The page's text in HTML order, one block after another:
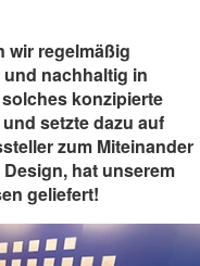
wir regelmäßig
nachhaltig in
konzipierte
setzte dazu auf
zum Miteinander
hat unserem
geliefert!